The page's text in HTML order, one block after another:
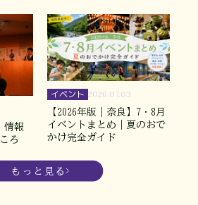
情報
ろ
イベント 2026.07.03
【2026年版｜奈良】7・8月
イベントまとめ｜夏のおで
かけ完全ガイド
もっと見る